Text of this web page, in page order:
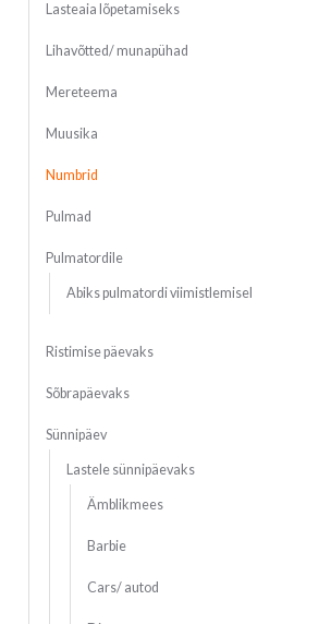
Lasteaia lõpetamiseks
Lihavõtted/ munapühad
Mereteema
Muusika
Numbrid
Pulmad
Pulmatordile
Abiks pulmatordi viimistlemisel
Ristimise päevaks
Sõbrapäevaks
Sünnipäev
Lastele sünnipäevaks
Ämblikmees
Barbie
Cars/ autod